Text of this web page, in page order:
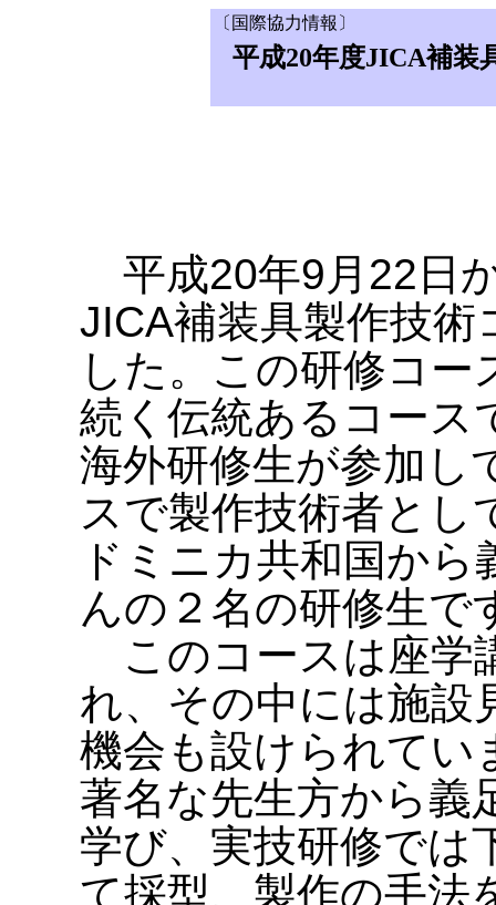
〔国際協力情報〕
平成20年度JICA補装
平成20年9月22日
JICA補装具製作技
した。この研修コ
続く伝統あるコース
海外研修生が参加し
スで製作技術者とし
ドミニカ共和国か
んの２名の研修生で
このコースは座学
れ、その中には施設
機会も設けられてい
著名な先生方から義
学び、実技研修では
て採型、製作の手法